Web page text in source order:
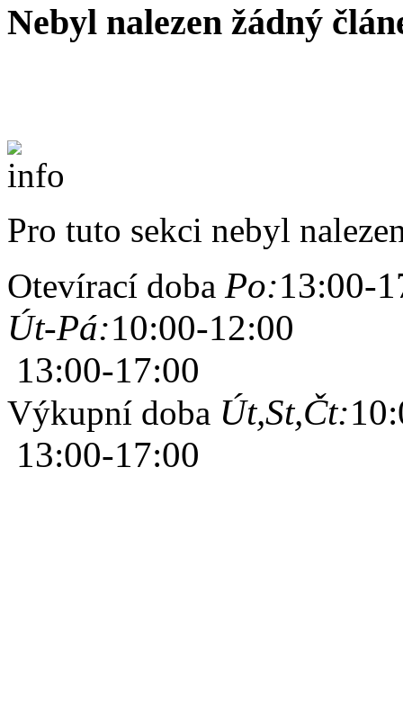
Nebyl nalezen žádný
Pro tuto sekci nebyl
Otevírací doba Po:13:00-
Út-Pá:10:00-12:00
13:00-17:00
Výkupní doba Út,St,Čt:
13:00-17:00